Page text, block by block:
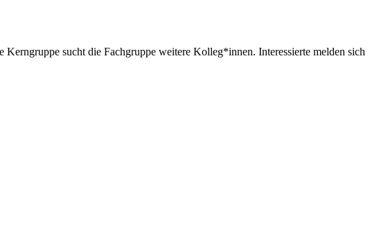
sucht die Fachgruppe weitere Kolleg*innen. Interessierte melden sich